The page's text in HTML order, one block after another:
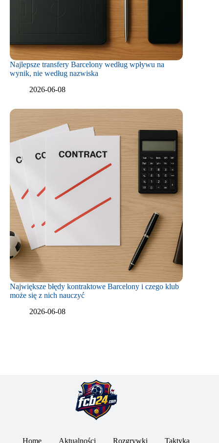
Najlepsze transfery Barcelony według wpływu na
wynik, nie według nazwiska
2026-06-08
Największe błędy kontraktowe Barcelony i czego klub
może się z nich nauczyć
2026-06-08
Home Aktualności Rozgrywki Taktyka